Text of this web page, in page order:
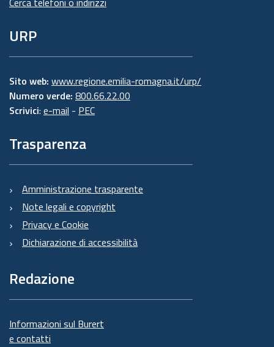
URP
Sito web: www.regione.emilia-romagna.it/urp/
Numero verde: 800.66.22.00
Scrivici: e-mail - PEC
Trasparenza
Amministrazione trasparente
Note legali e copyright
Privacy e Cookie
Dichiarazione di accessibilità
Redazione
Informazioni sul Burert
e contatti